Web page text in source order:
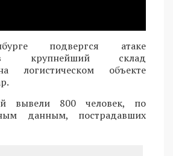
подвергся атаке
крупнейший склад
логистическом объекте
вывели 800 человек, по
данным, пострадавших